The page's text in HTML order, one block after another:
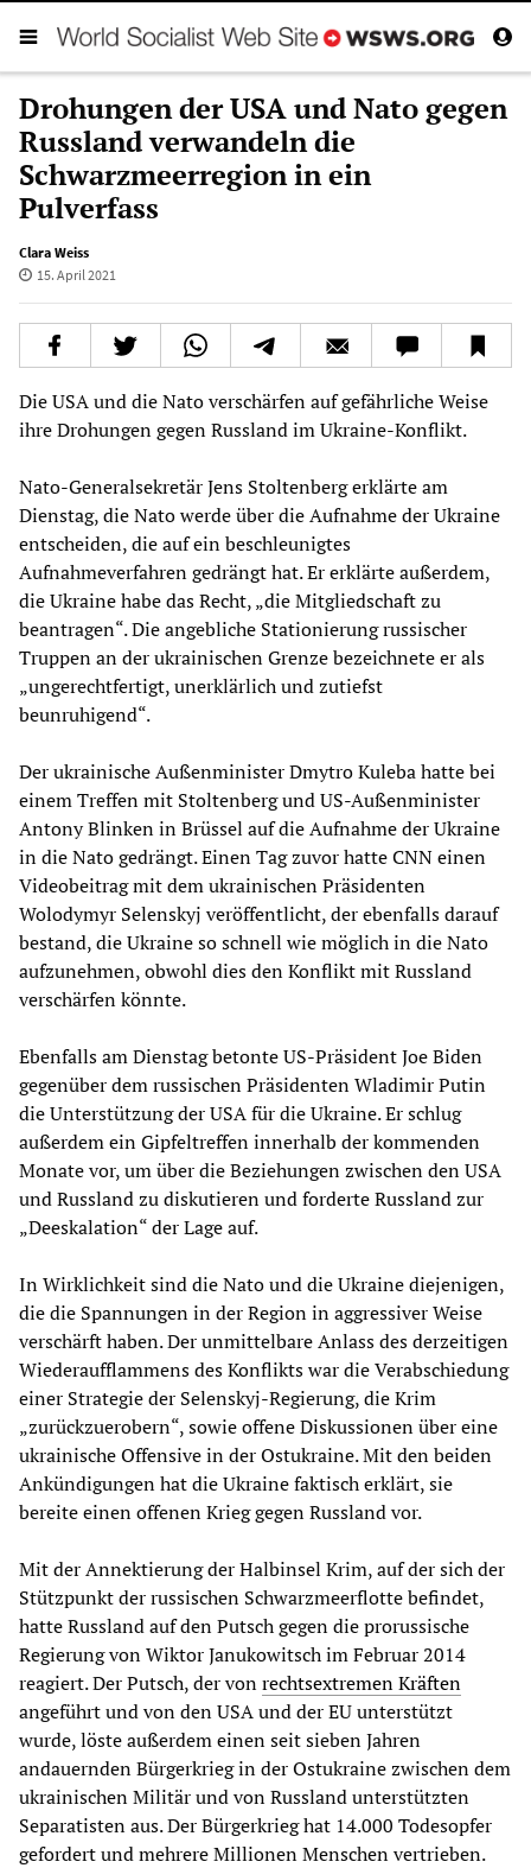
Drohungen der USA und Nato gegen
Russland verwandeln die
Schwarzmeerregion in ein
Pulverfass
Clara Weiss
15. April 2021
Die USA und die Nato verschärfen auf gefährliche Weise
ihre Drohungen gegen Russland im Ukraine-Konflikt.
Nato-Generalsekretär Jens Stoltenberg erklärte am
Dienstag, die Nato werde über die Aufnahme der Ukraine
entscheiden, die auf ein beschleunigtes
Aufnahmeverfahren gedrängt hat. Er erklärte außerdem,
die Ukraine habe das Recht, „die Mitgliedschaft zu
beantragen“. Die angebliche Stationierung russischer
Truppen an der ukrainischen Grenze bezeichnete er als
„ungerechtfertigt, unerklärlich und zutiefst
beunruhigend“.
Der ukrainische Außenminister Dmytro Kuleba hatte bei
einem Treffen mit Stoltenberg und US-Außenminister
Antony Blinken in Brüssel auf die Aufnahme der Ukraine
in die Nato gedrängt. Einen Tag zuvor hatte CNN einen
Videobeitrag mit dem ukrainischen Präsidenten
Wolodymyr Selenskyj veröffentlicht, der ebenfalls darauf
bestand, die Ukraine so schnell wie möglich in die Nato
aufzunehmen, obwohl dies den Konflikt mit Russland
verschärfen könnte.
Ebenfalls am Dienstag betonte US-Präsident Joe Biden
gegenüber dem russischen Präsidenten Wladimir Putin
die Unterstützung der USA für die Ukraine. Er schlug
außerdem ein Gipfeltreffen innerhalb der kommenden
Monate vor, um über die Beziehungen zwischen den USA
und Russland zu diskutieren und forderte Russland zur
„Deeskalation“ der Lage auf.
In Wirklichkeit sind die Nato und die Ukraine diejenigen,
die die Spannungen in der Region in aggressiver Weise
verschärft haben. Der unmittelbare Anlass des derzeitigen
Wiederaufflammens des Konflikts war die Verabschiedung
einer Strategie der Selenskyj-Regierung, die Krim
„zurückzuerobern“, sowie offene Diskussionen über eine
ukrainische Offensive in der Ostukraine. Mit den beiden
Ankündigungen hat die Ukraine faktisch erklärt, sie
bereite einen offenen Krieg gegen Russland vor.
Mit der Annektierung der Halbinsel Krim, auf der sich der
Stützpunkt der russischen Schwarzmeerflotte befindet,
hatte Russland auf den Putsch gegen die prorussische
Regierung von Wiktor Janukowitsch im Februar 2014
reagiert. Der Putsch, der vonrechtsextremen Kräften
angeführt und von den USA und der EU unterstützt
wurde, löste außerdem einen seit sieben Jahren
andauernden Bürgerkrieg in der Ostukraine zwischen dem
ukrainischen Militär und von Russland unterstützten
Separatisten aus. Der Bürgerkrieg hat 14.000 Todesopfer
gefordert und mehrere Millionen Menschen vertrieben.